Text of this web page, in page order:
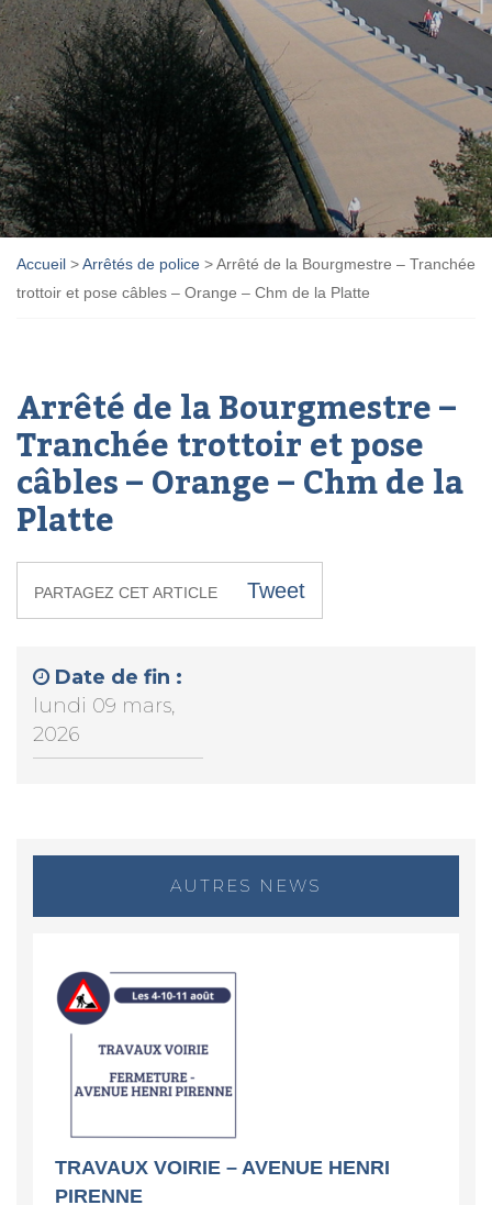
Accueil >Arrêtés de police >Arrêté de la Bourgmestre – Tranchée
trottoir et pose câbles – Orange – Chm de la Platte
Arrêté de la Bourgmestre –
Tranchée trottoir et pose
câbles – Orange – Chm de la
Platte
PARTAGEZ CET ARTICLE Tweet
Date de fin :
lundi 09 mars,
2026
AUTRES NEWS
TRAVAUX VOIRIE – AVENUE HENRI
PIRENNE